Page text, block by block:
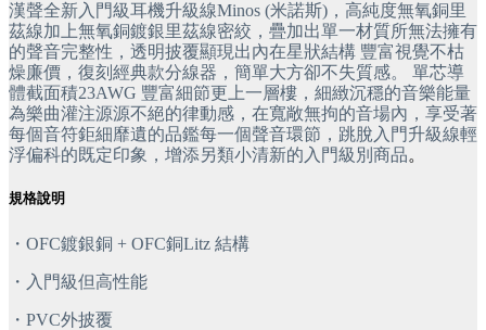
漢聲全新入門級耳機升級線Minos (米諾斯)，高純度無氧銅里
茲線加上無氧銅鍍銀里茲線密絞，疊加出單一材質所無法擁有
的聲音完整性，透明披覆顯現出內在星狀結構 豐富視覺不枯
燥廉價，復刻經典款分線器，簡單大方卻不失質感。 單芯導
體截面積23AWG 豐富細節更上一層樓，細緻沉穩的音樂能量
為樂曲灌注源源不絕的律動感，在寬敞無拘的音場內，享受著
每個音符鉅細靡遺的品鑑每一個聲音環節，跳脫入門升級線輕
浮偏科的既定印象，增添另類小清新的入門級別商品。
規格說明
・OFC鍍銀銅 + OFC銅Litz 結構
・入門級但高性能
・PVC外披覆